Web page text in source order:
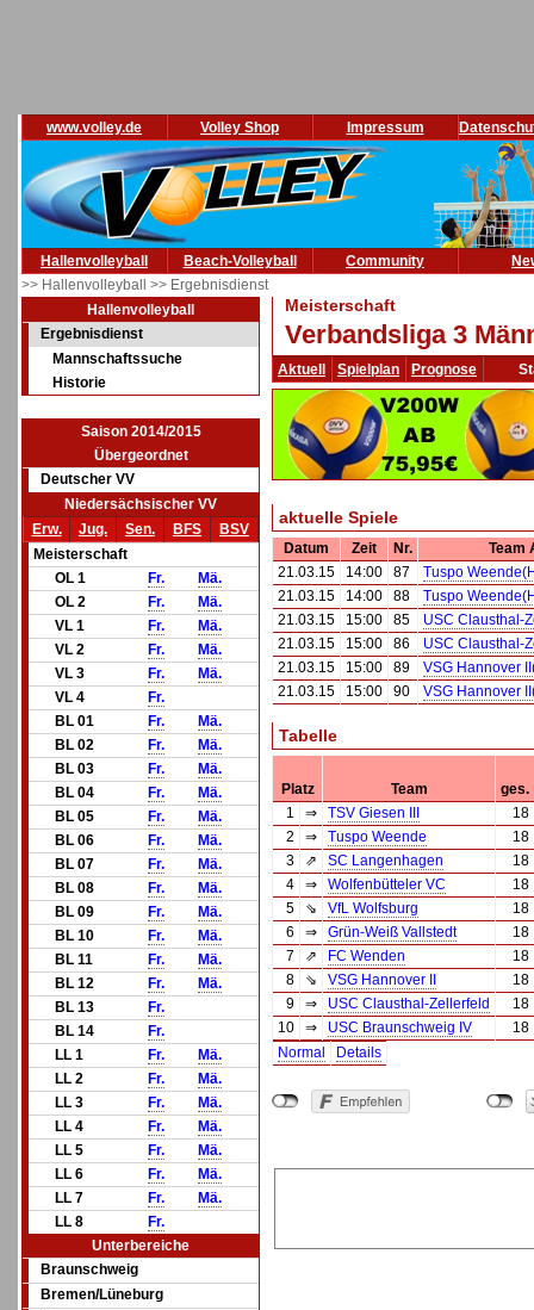
www.volley.de Volley Shop Impressum
Hallenvolleyball Beach-Volleyball Community
>> Hallenvolleyball >> Ergebnisdienst
Hallenvolleyball
Ergebnisdienst
Mannschaftssuche
Historie
Saison 2014/2015
Übergeordnet
Deutscher VV
Niedersächsischer VV
Erw.
Jug. Sen. BFS
BSV
Meisterschaft
OL 1
Fr.
Mä.
OL 2
Fr.
Mä.
VL 1
Fr.
Mä.
VL 2
Fr.
Mä.
VL 3
Fr.
Mä.
VL 4
Fr.
BL 01
Fr.
Mä.
BL 02
Fr.
Mä.
BL 03
Fr.
Mä.
BL 04
Fr.
Mä.
BL 05
Fr.
Mä.
BL 06
Fr.
Mä.
BL 07
Fr.
Mä.
BL 08
Fr.
Mä.
BL 09
Fr.
Mä.
BL 10
Fr.
Mä.
BL 11
Fr.
Mä.
BL 12
Fr.
Mä.
BL 13
Fr.
BL 14
Fr.
LL 1
Fr.
Mä.
LL 2
Fr.
Mä.
LL 3
Fr.
Mä.
LL 4
Fr.
Mä.
LL 5
Fr.
Mä.
LL 6
Fr.
Mä.
LL 7
Fr.
Mä.
LL 8
Fr.
Unterbereiche
Braunschweig
Bremen/Lüneburg
Meisterschaft
Verbandsliga 3
Aktuell Spielplan Prognose
aktuelle Spiele
Datum Zeit Nr.
Team
21.03.15
14:00 87
Tuspo
21.03.15
14:00 88
Tuspo
21.03.15
15:00 85
USC Clausthal-
21.03.15
15:00 86
USC Clausthal-
21.03.15
15:00 89
VSG Hannover
21.03.15
15:00 90 VSG Hannover
Tabelle
Platz Team
ges.
1
⇒ TSV Giesen III
18
2
⇒ Tuspo Weende
18
3
⇗ SC Langenhagen
18
4
⇒ Wolfenbütteler VC
18
5
⇘ VfL Wolfsburg
18
6
⇒ Grün-Weiß Vallstedt
18
7
⇗ FC Wenden
18
8
⇘ VSG Hannover II
18
9
⇒ USC Clausthal-Zellerfeld
18
10
⇒ USC Braunschweig IV
18
Normal
Details